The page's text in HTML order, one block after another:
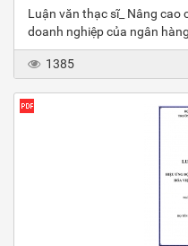
Luận văn thạc sĩ_ Nâng
doanh nghiệp của ngân
1385